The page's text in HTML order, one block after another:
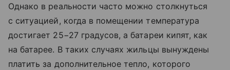
Однако в реальности часто можно столкнуться
с ситуацией, когда в помещении температура
достигает 25−27 градусов, а батареи кипят, как
на батарее. В таких случаях жильцы вынуждены
платить за дополнительное тепло, которого